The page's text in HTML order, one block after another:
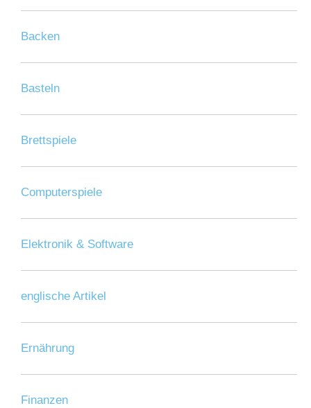
Backen
Basteln
Brettspiele
Computerspiele
Elektronik & Software
englische Artikel
Ernährung
Finanzen